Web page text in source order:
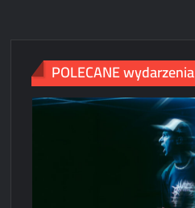
POLECANE wydarzenia